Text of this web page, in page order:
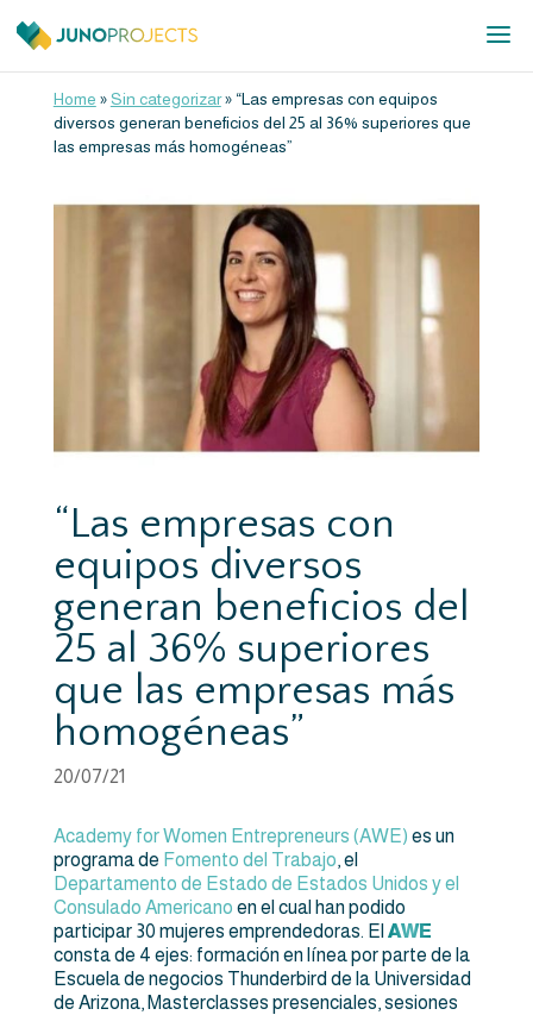
Home »Sin categorizar» “Las empresas con equipos
diversos generan beneficios del 25 al 36% superiores que
las empresas más homogéneas”
“Las empresas con
equipos diversos
generan beneficios del
25 al 36% superiores
que las empresas más
homogéneas”
20/07/21
Academy for Women Entrepreneurs (AWE) es un
programa de Fomento del Trabajo, el
Departamento de Estado de Estados Unidos y el
Consulado Americano en el cual han podido
participar 30 mujeres emprendedoras. El AWE
consta de 4 ejes: formación en línea por parte de la
Escuela de negocios Thunderbird de la Universidad
de Arizona, Masterclasses presenciales, sesiones